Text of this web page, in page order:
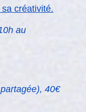
créativité.
au
40€